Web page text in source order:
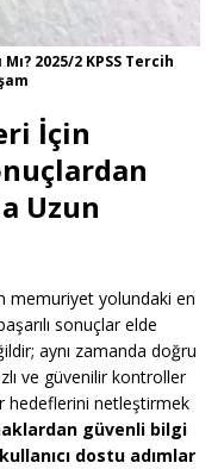
2025/2 KPSS Tercih
İçin
Uzun
memuriyet yolundaki en
sonuçlar elde
aynı zamanda doğru
ve güvenilir kontroller
hedeflerini netleştirmek
güvenli bilgi
kullanıcı dostu adımlar